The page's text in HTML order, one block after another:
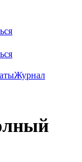
Журнал